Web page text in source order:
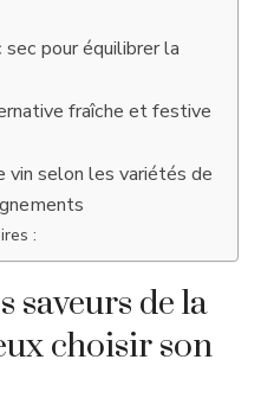
sec pour équilibrer la
fraîche et festive
selon les variétés de
:
saveurs de la
choisir son